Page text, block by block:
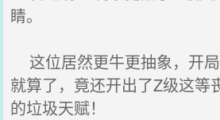
睛。
这位居然更牛更抽象，开
就算了，竟还开出了Z级这等
的垃圾天赋！